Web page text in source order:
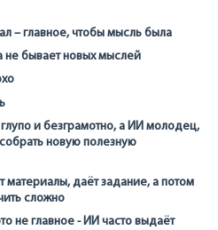
– главное, чтобы мысль была
не бывает новых мыслей
и безграмотно, а ИИ молодец,
новую полезную
материалы, даёт задание, а потом
сложно
не главное - ИИ часто выдаёт